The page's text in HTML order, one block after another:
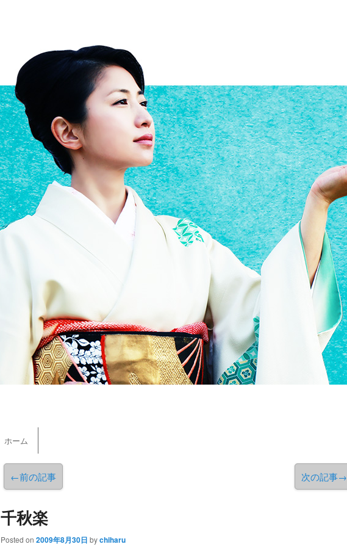
メインコンテンツへ移動
ホーム
←前の記事 次の記事→
千秋楽
Posted on 2009年8月30日 bychiharu